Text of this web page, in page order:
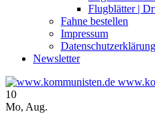
Flugblätter |
Fahne bestellen
Impressum
Newsletter
10
Mo, Aug.